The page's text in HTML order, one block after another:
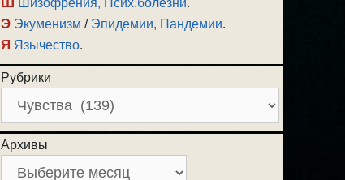
Шизофрения, Псих.болезни.
Э Экуменизм / Эпидемии, Пандемии.
Я Язычество.
Рубрики
Архивы